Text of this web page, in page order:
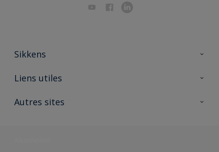
Sikkens
A propos de Sikkens
Liens utiles
Ouvrir un magasin PASS
Autres sites